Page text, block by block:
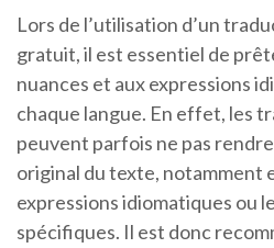
Lors de l’utilisation d’un
gratuit, il est essentiel de
nuances et aux expressions
chaque langue. En effet, les
peuvent parfois ne pas
original du texte, notamment
expressions idiomatiques ou
spécifiques. Il est donc